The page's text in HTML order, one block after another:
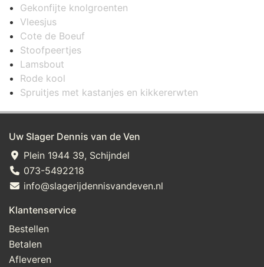
Gekonfijte knolgroenten
Vleesjus
Cote de Boeuf
Stoofpeertjes
Lamsbout
Rode kool
Spruitjes met kastanjes en kikkererwten
Uw Slager Dennis van de Ven
Plein 1944 39, Schijndel
073-5492218
info@slagerijdennisvandeven.nl
Klantenservice
Bestellen
Betalen
Afleveren